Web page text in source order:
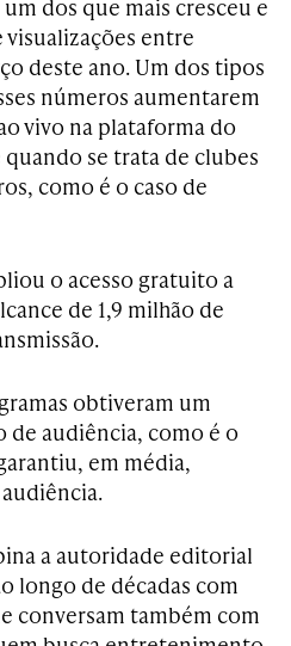
dos que mais cresceu e
visualizações entre
deste ano. Um dos tipos
números aumentarem
vivo na plataforma do
se trata de clubes
como é o caso de
o acesso gratuito a
de 1,9 milhão de
obtiveram um
de audiência, como é o
em média,
a autoridade editorial
longo de décadas com
conversam também com